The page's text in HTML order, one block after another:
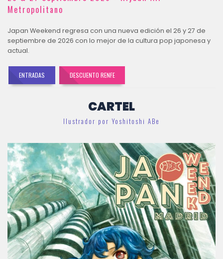
Metropolitano
Japan Weekend regresa con una nueva edición el 26 y 27 de
septiembre de 2026 con lo mejor de la cultura pop japonesa y
actual.
ENTRADAS DESCUENTO RENFE
CARTEL
Ilustrador por Yoshitoshi ABe